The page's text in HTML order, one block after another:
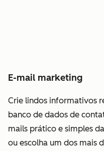
E-mail marketing
Crie lindos informativos
banco de dados de
mails prático e simples
ou escolha um dos mais